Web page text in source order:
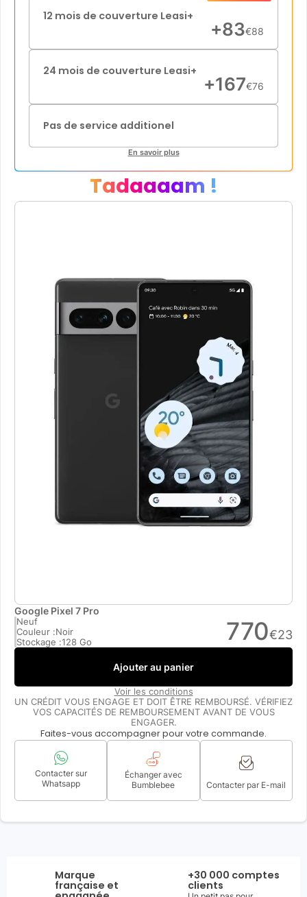
12 mois de couverture Leasi+
+83€88
24 mois de couverture Leasi+
+167€76
Pas de service additionel
En savoir plus
Tadaaaam !
Google Pixel 7 Pro
Neuf
Couleur :Noir
Stockage :128 Go 770€23
Ajouter au panier
Voir les conditions
UN CRÉDIT VOUS ENGAGE ET DOIT ÊTRE REMBOURSÉ. VÉRIFIEZ
VOS CAPACITÉS DE REMBOURSEMENT AVANT DE VOUS
ENGAGER.
Faites-vous accompagner pour votre commande.
Contacter sur
Whatsapp
Échanger avec
Bumblebee
Contacter par E-mail
Marque
française et
+30 000 comptes
clients